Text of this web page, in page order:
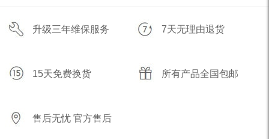
升级三年维保服务 7天无理由退货
15天免费换货 所有产品全国包邮
售后无忧 官方售后